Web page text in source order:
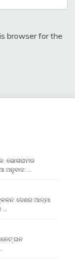
browser for the
ଭୋଳାରାମର
…
ଦେଶର ଆତ୍ମା
ଇନ